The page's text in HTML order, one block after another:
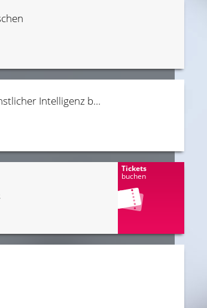
Sience-Fiction- und Actionfilm, bei dem die Menschheit Wesen mit künstlicher Intelligenz begegnet
Tickets
buchen